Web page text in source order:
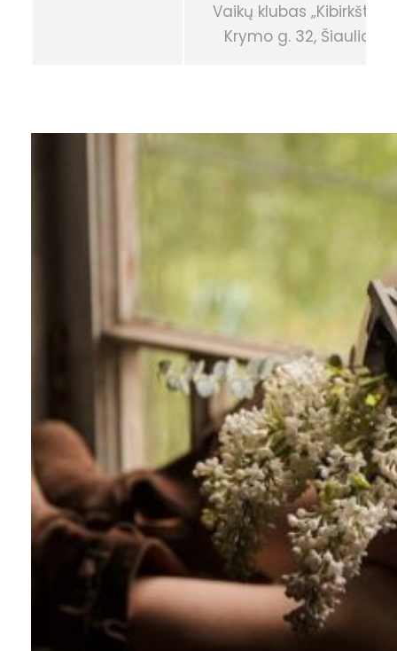
Vaikų klubas „Kibirkštis“
Krymo g. 32, Šiauliai